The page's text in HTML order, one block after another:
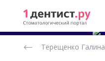
стоматологов
Терещенко